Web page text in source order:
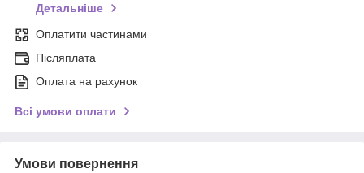
Детальніше
Оплатити частинами
Післяплата
Оплата на рахунок
Всі умови оплати
Умови повернення